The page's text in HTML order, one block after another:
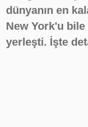
dünyanın en
New York'u
yerleşti. İşte